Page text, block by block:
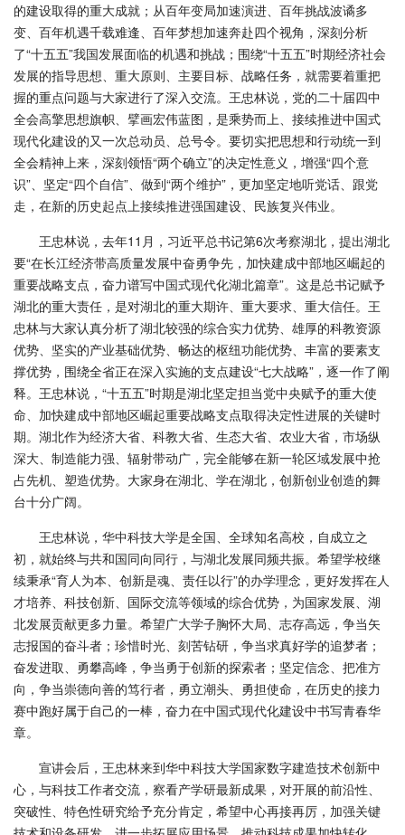
的建设取得的重大成就；从百年变局加速演进、百年挑战波谲多
变、百年机遇千载难逢、百年梦想加速奔赴四个视角，深刻分析
了“十五五”我国发展面临的机遇和挑战；围绕“十五五”时期经济社会
发展的指导思想、重大原则、主要目标、战略任务，就需要着重把
握的重点问题与大家进行了深入交流。王忠林说，党的二十届四中
全会高擎思想旗帜、擘画宏伟蓝图，是乘势而上、接续推进中国式
现代化建设的又一次总动员、总号令。要切实把思想和行动统一到
全会精神上来，深刻领悟“两个确立”的决定性意义，增强“四个意
识”、坚定“四个自信”、做到“两个维护”，更加坚定地听党话、跟党
走，在新的历史起点上接续推进强国建设、民族复兴伟业。
王忠林说，去年11月，习近平总书记第6次考察湖北，提出湖北
要“在长江经济带高质量发展中奋勇争先，加快建成中部地区崛起的
重要战略支点，奋力谱写中国式现代化湖北篇章”。这是总书记赋予
湖北的重大责任，是对湖北的重大期许、重大要求、重大信任。王
忠林与大家认真分析了湖北较强的综合实力优势、雄厚的科教资源
优势、坚实的产业基础优势、畅达的枢纽功能优势、丰富的要素支
撑优势，围绕全省正在深入实施的支点建设“七大战略”，逐一作了阐
释。王忠林说，“十五五”时期是湖北坚定担当党中央赋予的重大使
命、加快建成中部地区崛起重要战略支点取得决定性进展的关键时
期。湖北作为经济大省、科教大省、生态大省、农业大省，市场纵
深大、制造能力强、辐射带动广，完全能够在新一轮区域发展中抢
占先机、塑造优势。大家身在湖北、学在湖北，创新创业创造的舞
台十分广阔。
王忠林说，华中科技大学是全国、全球知名高校，自成立之
初，就始终与共和国同向同行，与湖北发展同频共振。希望学校继
续秉承“育人为本、创新是魂、责任以行”的办学理念，更好发挥在人
才培养、科技创新、国际交流等领域的综合优势，为国家发展、湖
北发展贡献更多力量。希望广大学子胸怀大局、志存高远，争当矢
志报国的奋斗者；珍惜时光、刻苦钻研，争当求真好学的追梦者；
奋发进取、勇攀高峰，争当勇于创新的探索者；坚定信念、把准方
向，争当崇德向善的笃行者，勇立潮头、勇担使命，在历史的接力
赛中跑好属于自己的一棒，奋力在中国式现代化建设中书写青春华
章。
宣讲会后，王忠林来到华中科技大学国家数字建造技术创新中
心，与科技工作者交流，察看产学研最新成果，对开展的前沿性、
突破性、特色性研究给予充分肯定，希望中心再接再厉，加强关键